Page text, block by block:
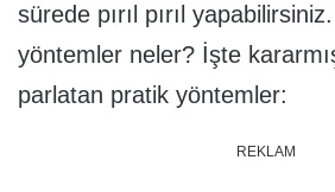
sürede pırıl pırıl
yöntemler neler? İşte
parlatan pratik yöntemler:
REKLAM